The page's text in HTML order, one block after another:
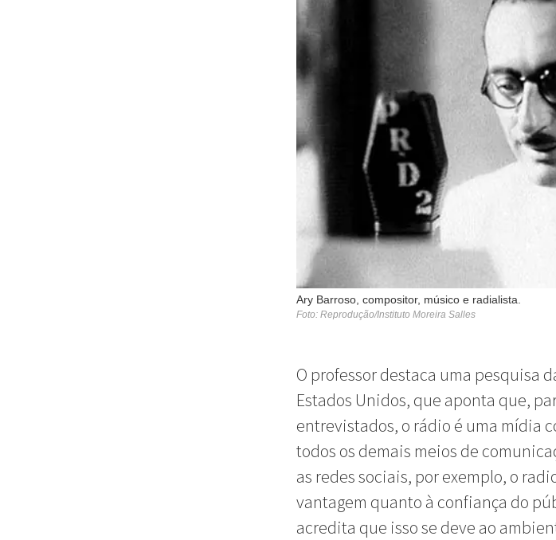
Ary Barroso, compositor, músico e radialista.
Foto: Reprodução/Instituto Moreira Salles
O professor destaca uma pesquisa
Estados Unidos, que aponta que,
entrevistados, o rádio é uma mídia
todos os demais meios de
as redes sociais, por exemplo, o
vantagem quanto à confiança do
acredita que isso se deve ao